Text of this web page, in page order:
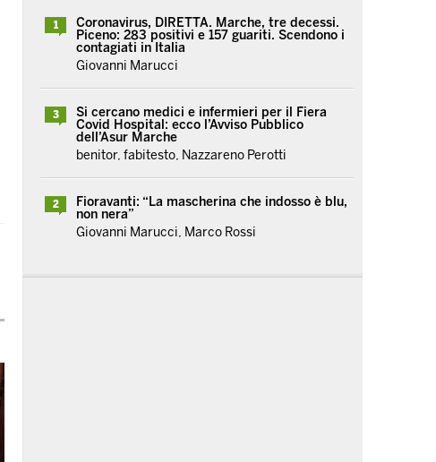
1
Coronavirus, DIRETTA. Marche, tre decessi.
Piceno: 283 positivi e 157 guariti. Scendono i
contagiati in Italia
Giovanni Marucci
3
Si cercano medici e infermieri per il Fiera
Covid Hospital: ecco l’Avviso Pubblico
dell’Asur Marche
benitor, fabitesto, Nazzareno Perotti
2
Fioravanti: “La mascherina che indosso è blu,
non nera”
Giovanni Marucci, Marco Rossi